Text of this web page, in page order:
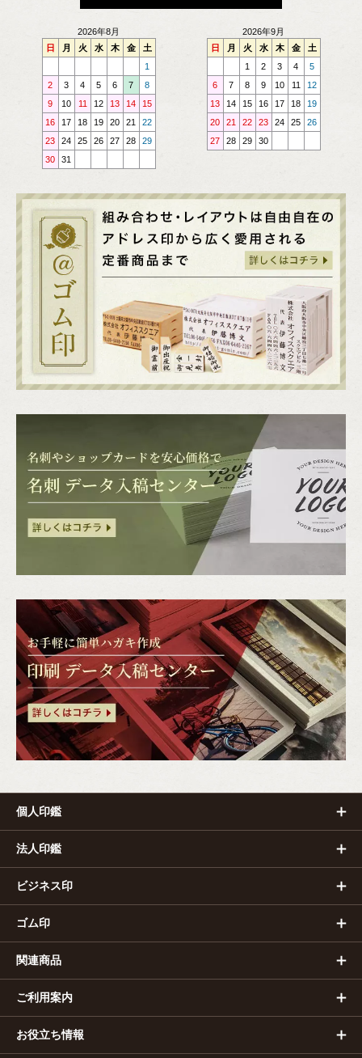
2026年8月
日
月 火 水 木 金
土
1
2
3 4 5 6 7
8
9
10 11 12 13 14
15
16
17 18 19 20 21
22
23
24 25 26 27 28
29
30
31
2026年9月
日
月 火 水 木 金
土
1
2 3 4
5
6
7 8 9 10 11
12
13
14 15 16 17 18
19
20
21 22 23 24 25
26
27
28 29 30
個人印鑑
法人印鑑
ビジネス印
ゴム印
関連商品
ご利用案内
お役立ち情報